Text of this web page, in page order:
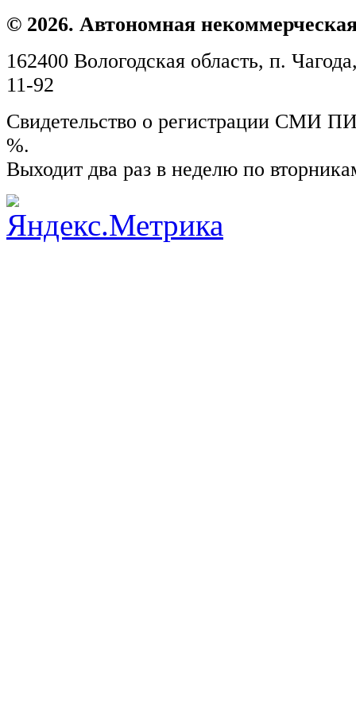
© 2026. Автономная
162400 Вологодская область, п.
11-92
Свидетельство о регистрации СМИ
%.
Выходит два раз в неделю по